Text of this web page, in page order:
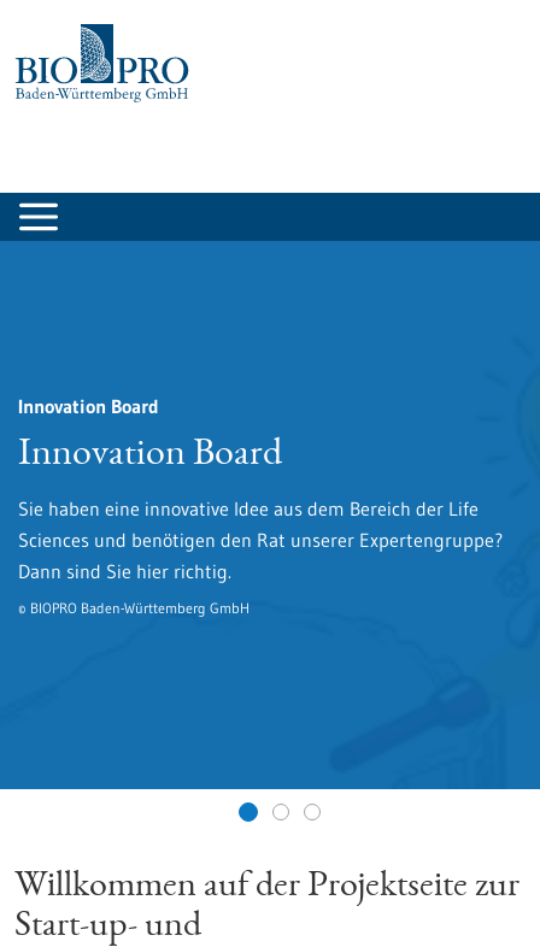
springen
Innovation Board
Innovation Board
Sie haben eine innovative Idee aus dem Bereich der Life
Sciences und benötigen den Rat unserer Expertengruppe?
Dann sind Sie hier richtig.
© BIOPRO Baden-Württemberg GmbH
Gründungsnewsletter
Veranstaltungen, neuen Finanzierungsmöglichkeiten und
vielem mehr. Jetzt direkt anmelden!
LinkHealth@BW
LinkHealth@BW
Als Netz der Netzwerke bietet LinkHealth@BW allen
Interessierten einen einzigartigen Zugang zum Life
Sciences Ökosystem in Baden-Württemberg.
© BIOPRO Baden-Württemberg GmbH
Willkommen auf der Projektseite zur
Start-up- und